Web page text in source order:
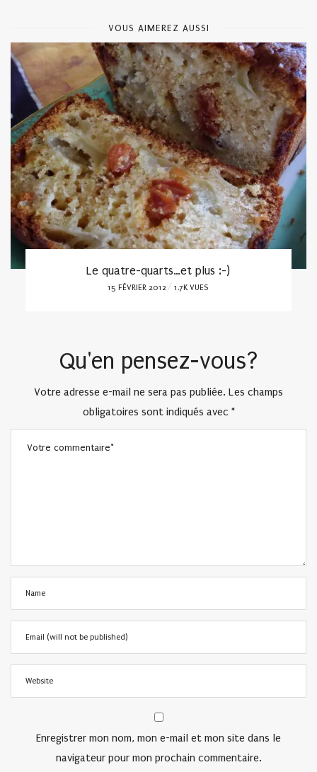
VOUS AIMEREZ AUSSI
Les yaourts maison à la citronnelle
POSTED
8 SEPTEMBRE 2021 2.7K VUES
Qu'en pensez-vous?
Votre adresse e-mail ne sera pas publiée. Les champs
obligatoires sont indiqués avec *
Enregistrer mon nom, mon e-mail et mon site dans le
navigateur pour mon prochain commentaire.